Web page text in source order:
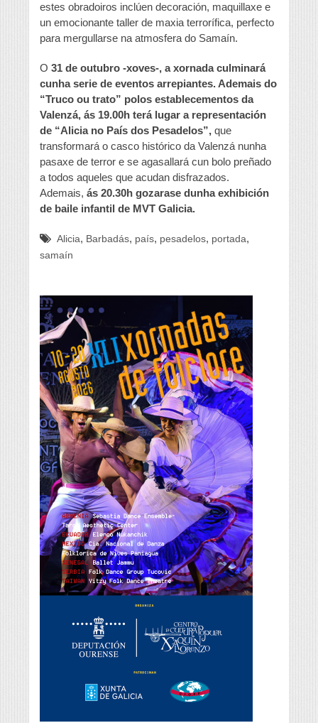
estes obradoiros inclúen decoración, maquillaxe e
un emocionante taller de maxia terrorífica, perfecto
para mergullarse na atmosfera do Samaín.
O 31 de outubro -xoves-, a xornada culminará
cunha serie de eventos arrepiantes. Ademais do
“Truco ou trato” polos establecementos da
Valenzá, ás 19.00h terá lugar a representación
de “Alicia no País dos Pesadelos”, que
transformará o casco histórico da Valenzá nunha
pasaxe de terror e se agasallará cun bolo preñado
a todos aqueles que acudan disfrazados.
Ademais, ás 20.30h gozarase dunha exhibición
de baile infantil de MVT Galicia.
Alicia, Barbadás, país, pesadelos, portada,
samaín